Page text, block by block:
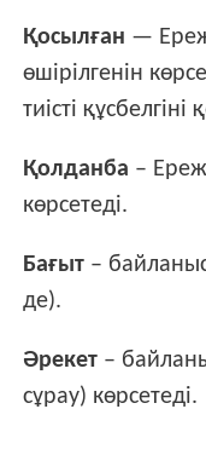
Қосылған —
өшірілгенін
тиісті
Қолданба –
көрсетеді.
Бағыт –
де).
Әрекет –
сұрау) көрсетеді.